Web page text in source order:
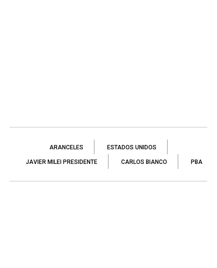
ARANCELES ESTADOS UNIDOS
JAVIER MILEI PRESIDENTE CARLOS BIANCO PBA